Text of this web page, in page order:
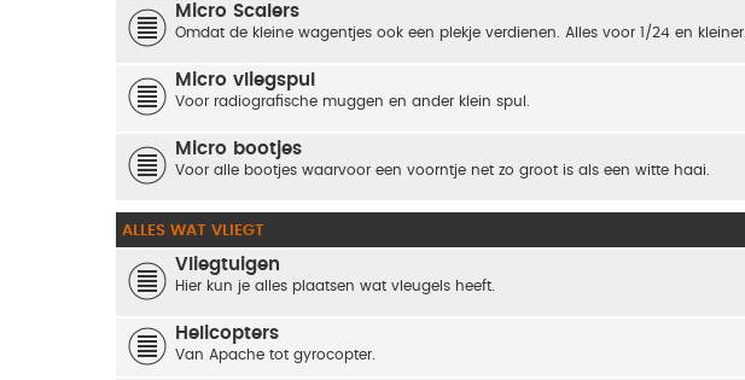
Micro Scalers
Omdat de kleine wagentjes ook een plekje verdienen. Alles voor 1/24 en kleiner.
Micro vliegspul
Voor radiografische muggen en ander klein spul.
Micro bootjes
Voor alle bootjes waarvoor een voorntje net zo groot is als een witte haai.
ALLES WAT VLIEGT
Vliegtuigen
Hier kun je alles plaatsen wat vleugels heeft.
Helicopters
Van Apache tot gyrocopter.